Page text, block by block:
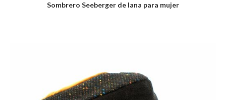
Sombrero Seeberger de lana para mujer